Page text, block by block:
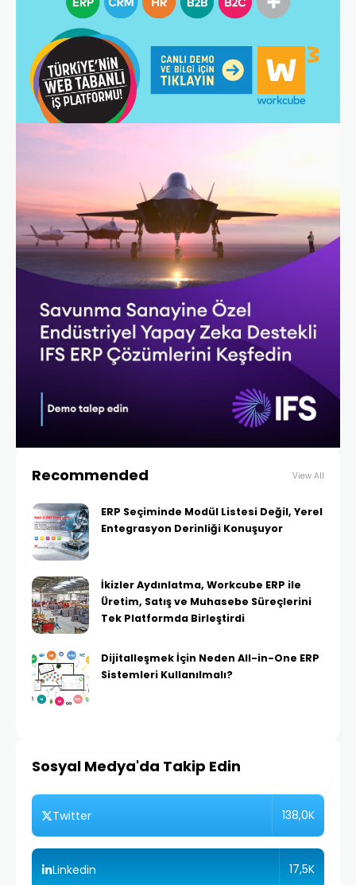
Recommended View All
ERP Seçiminde Modül Listesi Değil, Yerel
Entegrasyon Derinliği Konuşuyor
İkizler Aydınlatma, Workcube ERP ile
Üretim, Satış ve Muhasebe Süreçlerini
Tek Platformda Birleştirdi
Dijitalleşmek İçin Neden All-in-One ERP
Sistemleri Kullanılmalı?
Sosyal Medya'da Takip Edin
Twitter 138,0K
Linkedin 17,5K